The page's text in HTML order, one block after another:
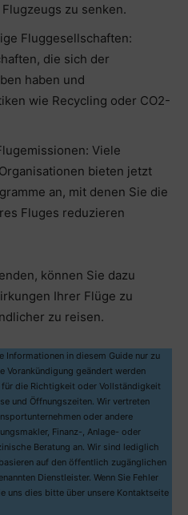
zu senken.
Fluggesellschaften:
die sich der
haben und
wie Recycling oder CO2-
Viele
bieten jetzt
an, mit denen Sie die
Fluges reduzieren
können Sie dazu
Ihrer Flüge zu
zu reisen.
Informationen in diesem Guide nur zu
Vorankündigung geändert werden
die Richtigkeit oder Vollständigkeit
und Öffnungszeiten. Wir vertreten
oder andere
Finanz-, Anlage- oder
Beratung an. Wir sind lediglich
auf den öffentlich zugänglichen
Dienstleister. Wenn Sie Fehler
uns dies bitte über unsere Kontaktseite